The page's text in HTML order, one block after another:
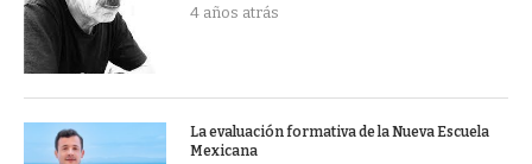
4 años atrás
La evaluación formativa de la Nueva Escuela
Mexicana